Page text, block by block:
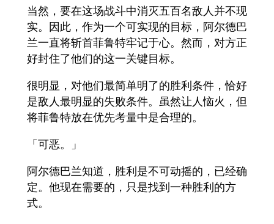
当然，要在这场战斗中消灭五百名敌人并不现
实。因此，作为一个可实现的目标，阿尔德巴
兰一直将斩首菲鲁特牢记于心。然而，对方正
好封住了他们的这一关键目标。
很明显，对他们最简单明了的胜利条件，恰好
是敌人最明显的失败条件。虽然让人恼火，但
将菲鲁特放在优先考量中是合理的。
「可恶。」
阿尔德巴兰知道，胜利是不可动摇的，已经确
定。他现在需要的，只是找到一种胜利的方
式。